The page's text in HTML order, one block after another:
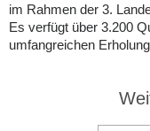
im Rahmen der 3.
Es verfügt über 3.200
umfangreichen